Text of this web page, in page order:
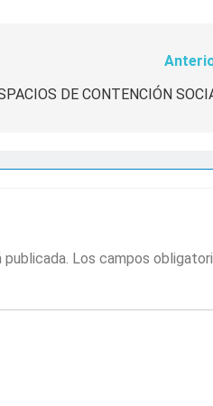
DE CONTENCIÓN
Los campos